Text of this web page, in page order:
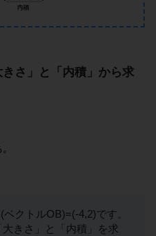
さ」と「内積」から求
クトルOB)=(-4,2)です。
きさ」と「内積」を求